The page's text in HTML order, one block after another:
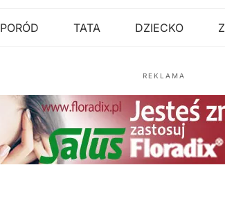
PORÓD TATA DZIECKO
REKLAMA